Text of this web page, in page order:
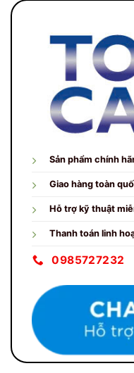
Sản phẩm chính
Giao hàng toàn
Hỗ trợ kỹ thuật
Thanh toán linh
0985727232